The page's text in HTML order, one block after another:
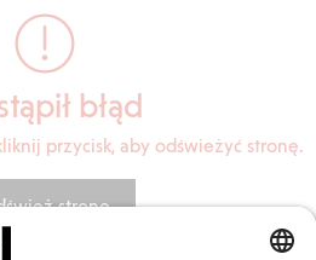
błąd
przycisk, aby odświeżyć stronę.
stronę